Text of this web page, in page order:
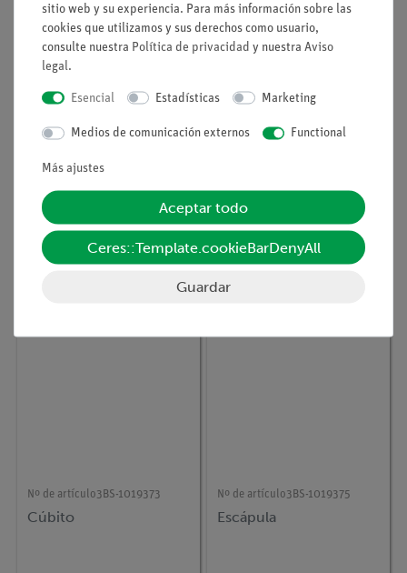
Nº de artículo 3BS-1000154
Modelo estructura ósea
- 80X tamaño natural
Nº de artículo
Radio
Nº de artículo3BS-1019373
Cúbito
Nº de artículo3BS-1019375
Escápula
sitio web y su experiencia. Para más información sobre las
cookies que utilizamos y sus derechos como usuario,
consulte nuestra Política de privacidad y nuestra Aviso
legal.
Esencial Estadísticas Marketing
Medios de comunicación externos Functional
Más ajustes
Aceptar todo
Ceres::Template.cookieBarDenyAll
Guardar